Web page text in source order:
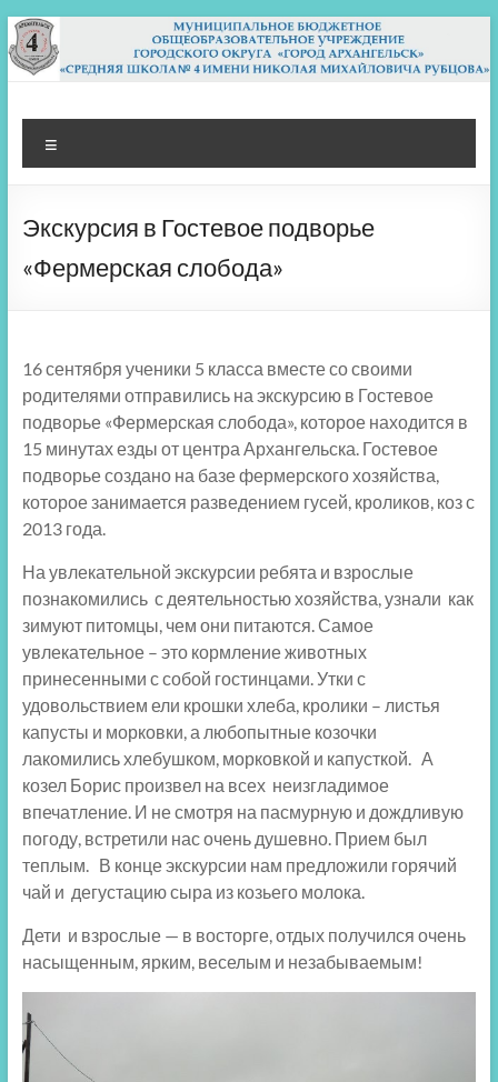
Перейти
к
содержимому
МБОУ СШ 4
Архангельск
Экскурсия в Гостевое подворье
«Фермерская слобода»
16 сентября ученики 5 класса вместе со своими
родителями отправились на экскурсию в Гостевое
подворье «Фермерская слобода», которое находится в
15 минутах езды от центра Архангельска. Гостевое
подворье создано на базе фермерского хозяйства,
которое занимается разведением гусей, кроликов, коз с
2013 года.
На увлекательной экскурсии ребята и взрослые
познакомились с деятельностью хозяйства, узнали как
зимуют питомцы, чем они питаются. Самое
увлекательное – это кормление животных
принесенными с собой гостинцами. Утки с
удовольствием ели крошки хлеба, кролики – листья
капусты и морковки, а любопытные козочки
лакомились хлебушком, морковкой и капусткой. А
козел Борис произвел на всех неизгладимое
впечатление. И не смотря на пасмурную и дождливую
погоду, встретили нас очень душевно. Прием был
теплым. В конце экскурсии нам предложили горячий
чай и дегустацию сыра из козьего молока.
Дети и взрослые — в восторге, отдых получился очень
насыщенным, ярким, веселым и незабываемым!